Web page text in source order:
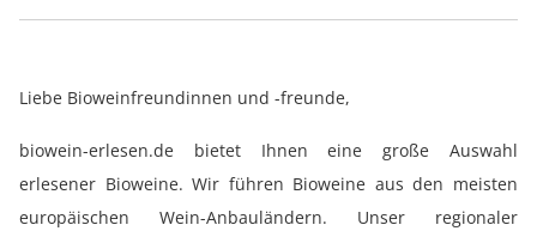
Liebe Bioweinfreundinnen und -freunde,
biowein-erlesen.de bietet Ihnen eine große Auswahl
erlesener Bioweine. Wir führen Bioweine aus den meisten
europäischen Wein-Anbauländern. Unser regionaler